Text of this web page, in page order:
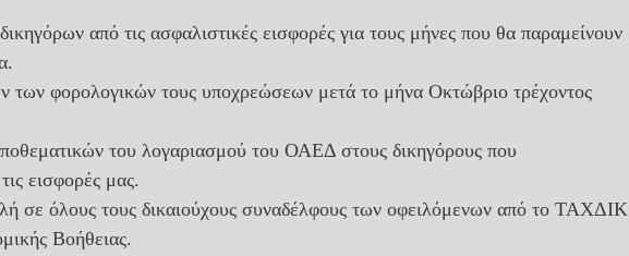
από τις ασφαλιστικές εισφορές για τους μήνες που θα παραμείνουν
των φορολογικών τους υποχρεώσεων μετά το μήνα Οκτώβριο τρέχοντος
του λογαριασμού του ΟΑΕΔ στους δικηγόρους που
εισφορές μας.
σε όλους τους δικαιούχους συναδέλφους των οφειλόμενων από το ΤΑΧΔΙΚ
Βοήθειας.